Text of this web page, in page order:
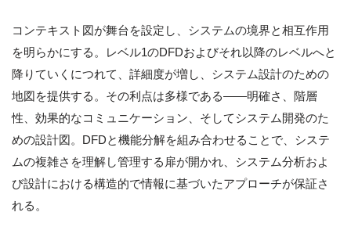
コンテキスト図が舞台を設定し、システムの境界と相互作用
を明らかにする。レベル1のDFDおよびそれ以降のレベルへと
降りていくにつれて、詳細度が増し、システム設計のための
地図を提供する。その利点は多様である——明確さ、階層
性、効果的なコミュニケーション、そしてシステム開発のた
めの設計図。DFDと機能分解を組み合わせることで、システ
ムの複雑さを理解し管理する扉が開かれ、システム分析およ
び設計における構造的で情報に基づいたアプローチが保証さ
れる。